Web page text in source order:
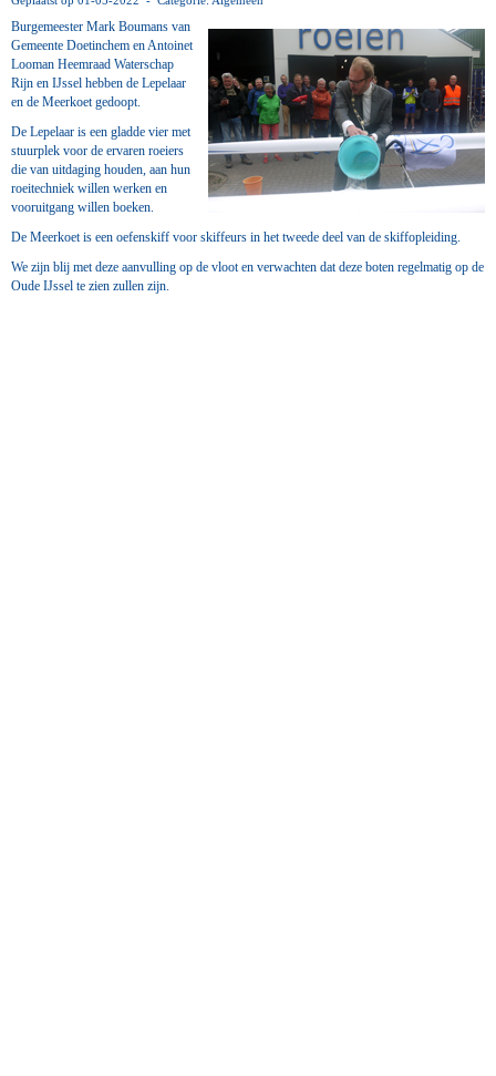
Burgemeester Mark Boumans van
Gemeente Doetinchem enAntoinet
Looman Heemraad Waterschap
Rijn en IJssel hebben de Lepelaar
en de Meerkoet gedoopt.
De Lepelaar is een gladde vier met
stuurplek voor de ervaren roeiers
die van uitdaging houden, aan hun
roeitechniek willen werken en
vooruitgang willen boeken.
De Meerkoet is een oefenskiff voor skiffeurs in het tweede deel van de skiffopleiding.
We zijn blij met deze aanvulling op de vloot en verwachten dat deze boten regelmatig op de
Oude IJssel te zien zullen zijn.